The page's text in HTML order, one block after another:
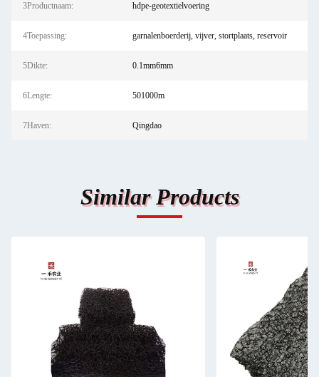
3Productnaam: hdpe-geotextielvoering
4Toepassing: garnalenboerderij, vijver, stortplaats, reservoir
5Dikte: 0.1mm6mm
6Lengte: 501000m
7Haven: Qingdao
Similar Products